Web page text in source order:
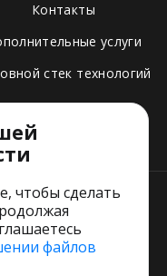
Контакты
услуги
стек технологий
чтобы сделать
файлов